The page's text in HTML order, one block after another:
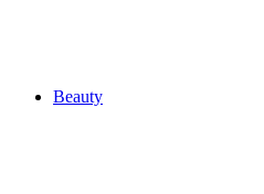
Beauty